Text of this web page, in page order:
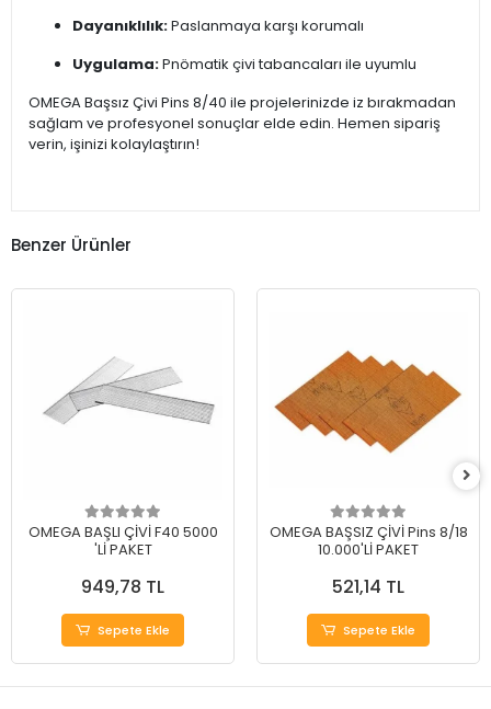
Dayanıklılık:Paslanmaya karşı korumalı
Uygulama:Pnömatik çivi tabancaları ile uyumlu
OMEGA Başsız Çivi Pins 8/40 ile projelerinizde iz bırakmadan
sağlam ve profesyonel sonuçlar elde edin. Hemen sipariş
verin, işinizi kolaylaştırın!
Benzer Ürünler
OMEGA BAŞLI ÇİVİ F40 5000
'Lİ PAKET
949,78 TL
Sepete Ekle
OMEGA BAŞSIZ ÇİVİ Pins 8/18
10.000'Lİ PAKET
521,14 TL
Sepete Ekle